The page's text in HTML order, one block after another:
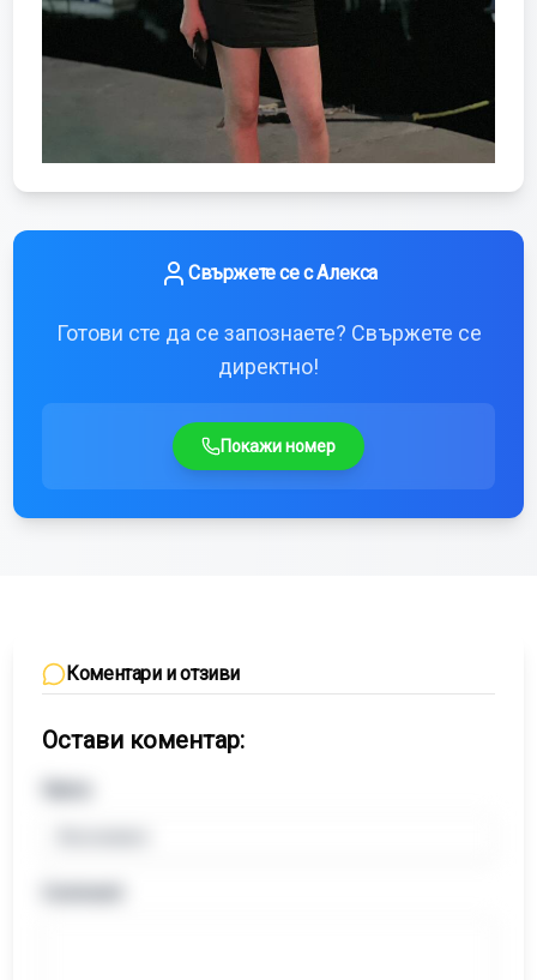
Свържете се сАлекса
Готови сте да се запознаете? Свържете се
директно!
Покажи номер
Коментари и отзиви
Остави коментар: